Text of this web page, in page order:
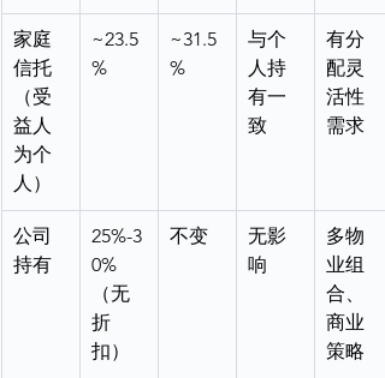
家庭
信托
（受
益人
为个
人）
~23.5
%
~31.5
%
与个
人持
有一
致
有分
配灵
活性
需求
公司
持有
25%-3
0%
（无
折
扣）
不变
无影
响
多物
业组
合、
商业
策略